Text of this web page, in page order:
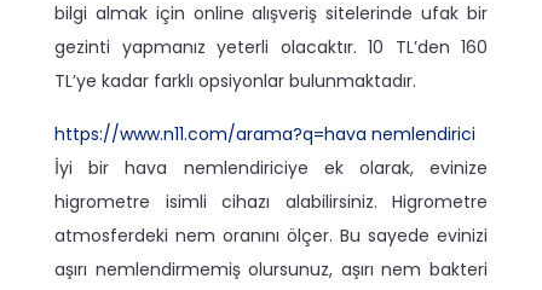
bilgi almak için online alışveriş sitelerinde ufak bir
gezinti yapmanız yeterli olacaktır. 10 TL’den 160
TL’ye kadar farklı opsiyonlar bulunmaktadır.
https://www.n11.com/arama?q=hava nemlendirici
İyi bir hava nemlendiriciye ek olarak, evinize
higrometre isimli cihazı alabilirsiniz. Higrometre
atmosferdeki nem oranını ölçer. Bu sayede evinizi
aşırı nemlendirmemiş olursunuz, aşırı nem bakteri